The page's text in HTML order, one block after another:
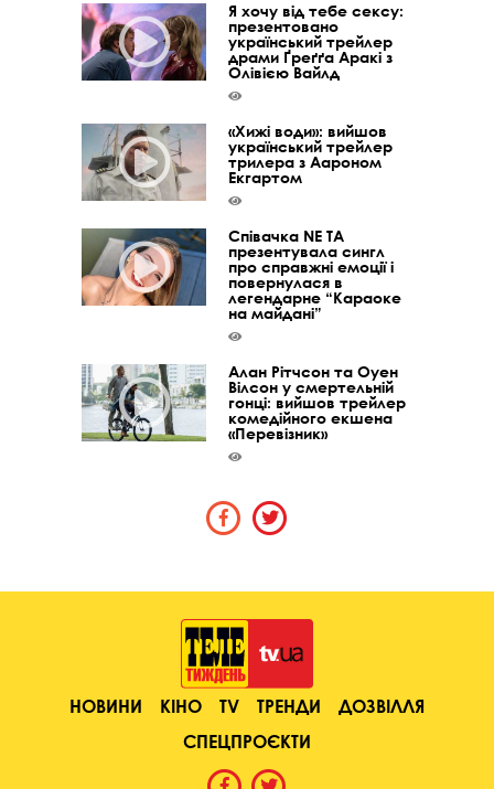
Я хочу від тебе сексу:
презентовано
український трейлер
драми Ґреґґа Аракі з
Олівією Вайлд
«Хижі води»: вийшов
український трейлер
трилера з Аароном
Екгартом
Співачка NE TA
презентувала сингл
про справжні емоції і
повернулася в
легендарне “Караоке
на майдані”
Алан Рітчсон та Оуен
Вілсон у смертельній
гонці: вийшов трейлер
комедійного екшена
«Перевізник»
НОВИНИ КІНО TV ТРЕНДИ
ДОЗВІЛЛЯ
СПЕЦПРОЄКТИ